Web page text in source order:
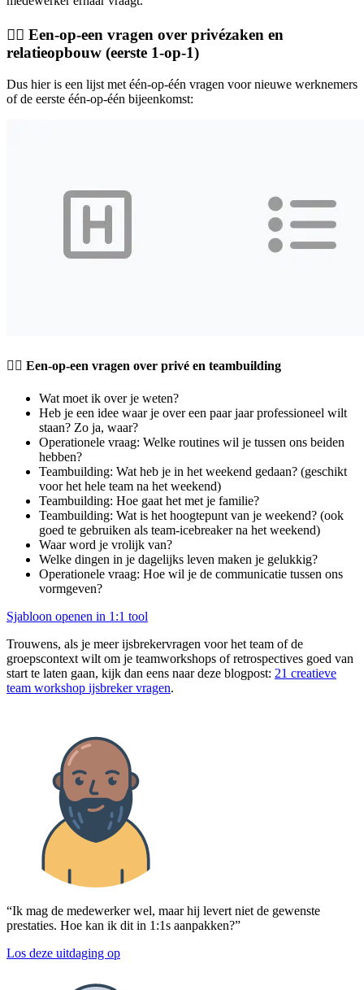
🧘‍♀️ Een-op-een vragen over privézaken en
relatieopbouw (eerste 1-op-1)
Dus hier is een lijst met één-op-één vragen voor nieuwe werknemers
of de eerste één-op-één bijeenkomst:
🧘‍♀️ Een-op-een vragen over privé en teambuilding
Wat moet ik over je weten?
Heb je een idee waar je over een paar jaar professioneel wilt
staan? Zo ja, waar?
Operationele vraag: Welke routines wil je tussen ons beiden
hebben?
Teambuilding: Wat heb je in het weekend gedaan? (geschikt
voor het hele team na het weekend)
Teambuilding: Hoe gaat het met je familie?
Teambuilding: Wat is het hoogtepunt van je weekend? (ook
goed te gebruiken als team-icebreaker na het weekend)
Waar word je vrolijk van?
Welke dingen in je dagelijks leven maken je gelukkig?
Operationele vraag: Hoe wil je de communicatie tussen ons
vormgeven?
Sjabloon openen in 1:1 tool
Trouwens, als je meer ijsbrekervragen voor het team of de
groepscontext wilt om je teamworkshops of retrospectives goed van
start te laten gaan, kijk dan eens naar deze blogpost: 21 creatieve
team workshop ijsbreker vragen.
“Ik mag de medewerker wel, maar hij levert niet de gewenste
prestaties. Hoe kan ik dit in 1:1s aanpakken?”
Los deze uitdaging op